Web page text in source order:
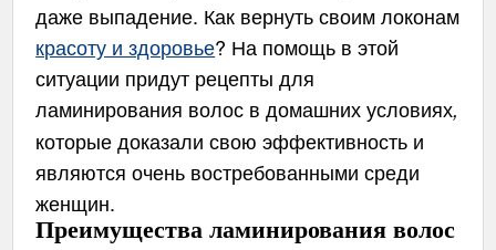
даже выпадение. Как вернуть своим локонам
красоту и здоровье? На помощь в этой
ситуации придут рецепты для
ламинирования волос в домашних условиях,
которые доказали свою эффективность и
являются очень востребованными среди
женщин.
Преимущества ламинирования волос